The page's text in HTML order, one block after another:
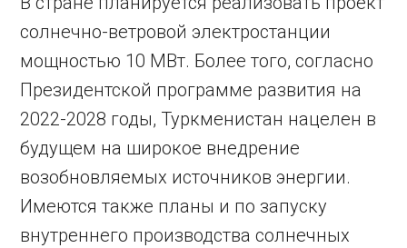
солнечно-ветровой электростанции
мощностью 10 МВт. Более того, согласно
Президентской программе развития на
2022-2028 годы, Туркменистан нацелен в
будущем на широкое внедрение
возобновляемых источников энергии.
Имеются также планы и по запуску
внутреннего производства солнечных